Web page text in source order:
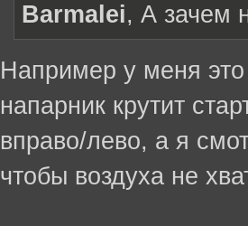
Barmalei, А зачем
Например у меня
напарник крутит
вправо/лево, а я
чтобы воздуха не